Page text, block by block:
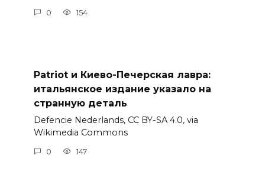
0 154
Patriot и Киево-Печерская лавра:
итальянское издание указало на
странную деталь
Defencie Nederlands, CC BY-SA 4.0, via
Wikimedia Commons
0 147